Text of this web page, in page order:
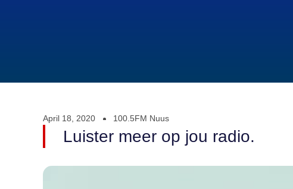
April 18, 2020 100.5FM Nuus
Luister meer op jou radio.